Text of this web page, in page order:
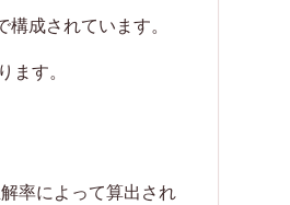
成されています。
す。
率によって算出され